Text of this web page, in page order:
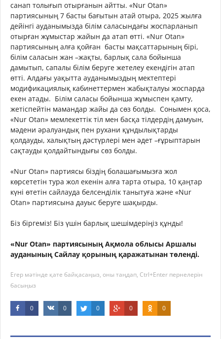
санап толығып отырғанын айтты. «Nur Otan»
партиясының 7 басты бағытын атай отыра, 2025 жылға
дейінгі ауданымызда білім саласындағы жоспарланып
отырған жұмыстар жайын да атап өтті. «Nur Otan»
партиясының алға қойған басты мақсаттарының бірі,
білім саласын жан –жақты, барлық сала бойынша
дамытып, сапалы білім беруге жетелеу екендігін атап
өтті. Алдағы уақытта ауданымыздың мектептері
модификациялық кабинеттермен жабықталуы жоспарда
екен атады. Білім саласы бойынша жұмыспен қамту,
жетіспейтін мамандар жайы да сөз болды. Сонымен қоса,
«Nur Otan» мемлекеттік тіл мен басқа тілдердің дамуын,
мәдени әралуандық пен рухани құндылықтарды
қолдауды, халықтың дәстүрлері мен әдет –ғұрыптарын
сақтауды қолдайтындығы сөз болды.
«Nur Otan» партиясы біздің болашағымызға жол
көрсететін тура жол екенін алға тарта отыра, 10 қаңтар
күні өтетін сайлауда белсенділік танытуға және «Nur
Otan» партиясына дауыс беруге шақырды.
Біз біргеміз! Біз үшін барлық шешімдеріңіз құнды!
«Nur Otan» партиясының Ақмола облысы Аршалы
ауданының Сайлау қорының қаражатынан төленді.
Егер мәтінде қате байқасаңыз, оны таңдап, Ctrl+Enter пернелерін
басыңыз
0 0 0 0 0